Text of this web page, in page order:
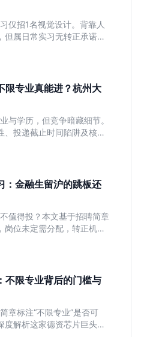
仅招1名视觉设计。背靠人
属日常实习无转正承诺。
受严谨流程的设计生，想
限专业真能进？杭州大
与学历，但竞争暗藏细节。
投递截止时间陷阱及核心
是否值得投入。
金融生留沪的跳板还
值得投？本文基于招聘简章
位未定需分配，转正机会
量实习证明、想接触真实
限专业背后的门槛与
章标注“不限专业”是否可
解析这家德资芯片巨头的